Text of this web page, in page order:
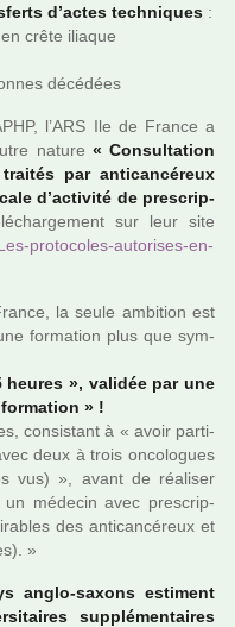
d’actes tech­ni­ques :
crête ilia­que
décé­dées
l’ARS Ile de France a
nature « Consultation
par anti­can­cé­reux
d’acti­vité de pres­crip­
sur leur site
pro­to­co­les-auto­ri­ses-en-
la seule ambi­tion est
for­ma­tion plus que sym­
», vali­dée par une
» !
consis­tant à « avoir par­ti­
deux à trois onco­lo­gues
vus) », avant de réa­li­ser
méde­cin avec pres­crip­
des anti­can­cé­reux et
»
anglo-saxons esti­ment
sup­plé­men­tai­res